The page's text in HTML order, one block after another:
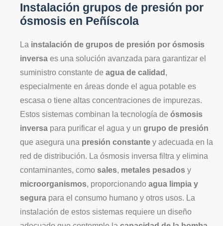
Instalación grupos de presión por
ósmosis en Peñíscola
La instalación de grupos de presión por ósmosis
inversa es una solución avanzada para garantizar el
suministro constante de agua de calidad ,
especialmente en áreas donde el agua potable es
escasa o tiene altas concentraciones de impurezas.
Estos sistemas combinan la tecnología de ósmosis
inversa para purificar el agua y un grupo de presión
que asegura una presión constante y adecuada en la
red de distribución. La ósmosis inversa filtra y elimina
contaminantes, como sales, metales pesados y
microorganismos, proporcionando agua limpia y
segura para el consumo humano y otros usos. La
instalación de estos sistemas requiere un diseño